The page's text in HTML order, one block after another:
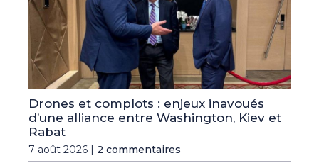
Drones et complots : enjeux inavoués
d’une alliance entre Washington, Kiev et
Rabat
7 août 2026 | 2 commentaires